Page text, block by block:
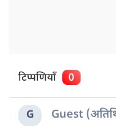
टिप्पणियाँ 0
G Guest